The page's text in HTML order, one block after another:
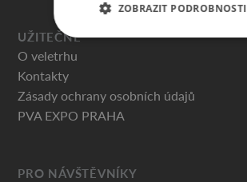
UŽITEČNÉ
O veletrhu
Kontakty
Zásady ochrany osobních údajů
PVA EXPO PRAHA
PRO NÁVŠTĚVNÍKY
ZOBRAZIT PODROBNOSTI